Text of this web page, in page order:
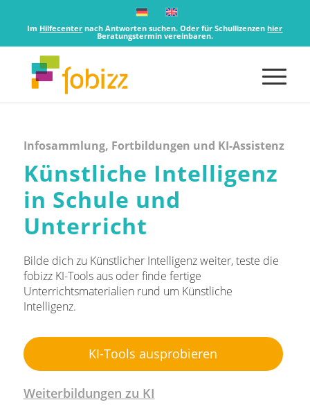
Im Hilfecenter nach Antworten suchen. Oder für Schullizenzenhier
Beratungstermin vereinbaren.
Infosammlung, Fortbildungen und KI-Assistenz
Künstliche Intelligenz
in Schule und
Unterricht
Bilde dich zu Künstlicher Intelligenz weiter, teste die
fobizz KI-Tools aus oder finde fertige
Unterrichtsmaterialien rund um Künstliche
Intelligenz.
KI-Tools ausprobieren
Weiterbildungen zu KI